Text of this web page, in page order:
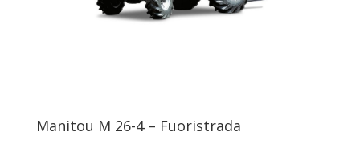
Manitou M 26-4 – Fuoristrada